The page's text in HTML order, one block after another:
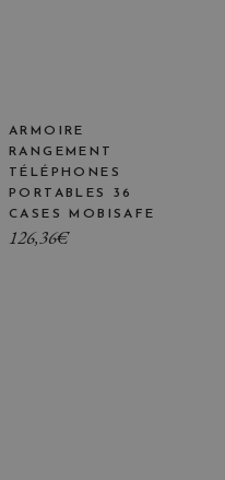
ARMOIRE
RANGEMENT
TÉLÉPHONES
PORTABLES 36
CASES MOBISAFE
126,36€